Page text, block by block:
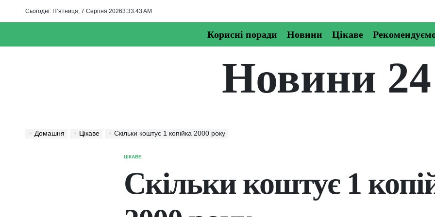
Сьогодні: П’ятниця, 7 Серпня 20263:33:43 AM
Корисні поради Новини Цікаве
Новини 24
Домашня Цікаве Скільки коштує 1 копійка 2000 року
ОПУБЛІКУВАТИ
ЦІКАВЕ
Скільки коштує 1